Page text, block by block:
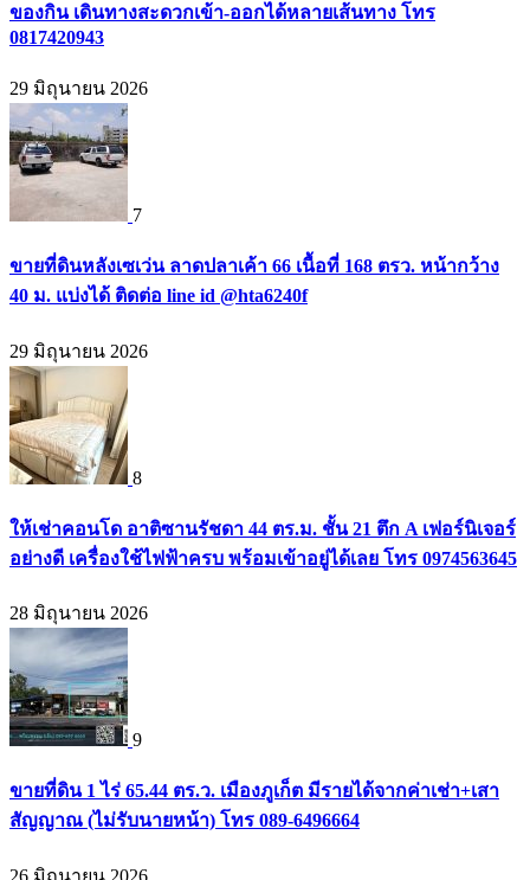
ของกิน เดินทางสะดวกเข้า-ออกได้หลายเส้นทาง โทร
0817420943
29 มิถุนายน 2026
7
ขายที่ดินหลังเซเว่น ลาดปลาเค้า 66 เนื้อที่ 168 ตรว. หน้ากว้าง
40 ม. แบ่งได้ ติดต่อ line id @hta6240f
29 มิถุนายน 2026
8
ให้เช่าคอนโด อาติซานรัชดา 44 ตร.ม. ชั้น 21 ตึก A เฟอร์นิเจอร์
อย่างดี เครื่องใช้ไฟฟ้าครบ พร้อมเข้าอยู่ได้เลย โทร 0974563645
28 มิถุนายน 2026
9
ขายที่ดิน 1 ไร่ 65.44 ตร.ว. เมืองภูเก็ต มีรายได้จากค่าเช่า+เสา
สัญญาณ (ไม่รับนายหน้า) โทร 089-6496664
26 มิถุนายน 2026